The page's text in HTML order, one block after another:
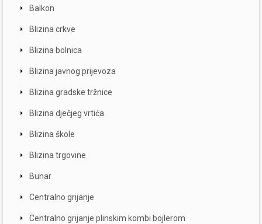
Balkon
Blizina crkve
Blizina bolnica
Blizina javnog prijevoza
Blizina gradske tržnice
Blizina dječjeg vrtića
Blizina škole
Blizina trgovine
Bunar
Centralno grijanje
Centralno grijanje plinskim kombi bojlerom